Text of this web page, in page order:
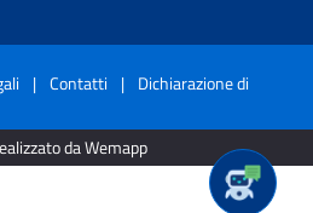
| Contatti | Dichiarazione di
da Wemapp